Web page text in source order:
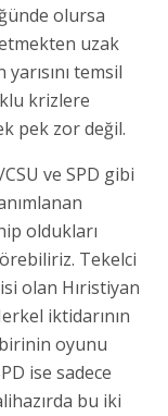
olursa
uzak
temsil
krizlere
pek zor değil.
ve SPD gibi
oldukları
Tekelci
olan Hıristiyan
iktidarının
oyunu
ise sadece
bu iki